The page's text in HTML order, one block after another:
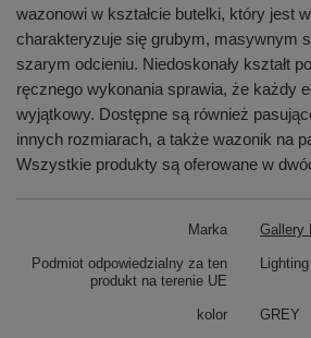
wazonowi w kształcie butelki, który jest
charakteryzuje się grubym, masywnym
szarym odcieniu. Niedoskonały kształt
ręcznego wykonania sprawia, że każdy
wyjątkowy. Dostępne są również
innych rozmiarach, a także wazonik na
Wszystkie produkty są oferowane w
Marka Gallery
Podmiot odpowiedzialny za ten
produkt na terenie UE
kolor GREY